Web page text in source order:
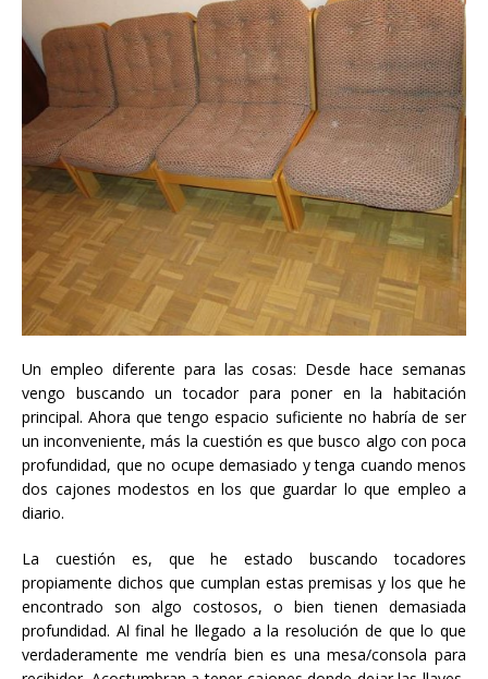
Un empleo diferente para las cosas: Desde hace semanas
vengo buscando un tocador para poner en la habitación
principal. Ahora que tengo espacio suficiente no habría de ser
un inconveniente, más la cuestión es que busco algo con poca
profundidad, que no ocupe demasiado y tenga cuando menos
dos cajones modestos en los que guardar lo que empleo a
diario.
La cuestión es, que he estado buscando tocadores
propiamente dichos que cumplan estas premisas y los que he
encontrado son algo costosos, o bien tienen demasiada
profundidad. Al final he llegado a la resolución de que lo que
verdaderamente me vendría bien es una mesa/consola para